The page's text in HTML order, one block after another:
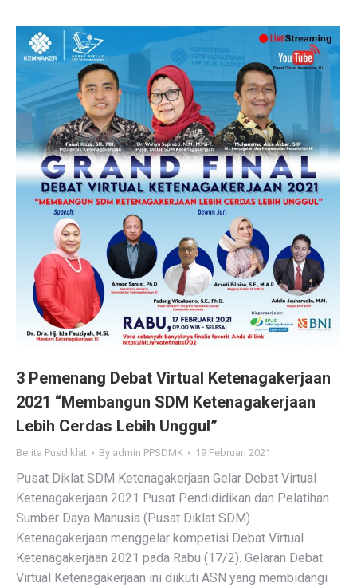
3 Pemenang Debat Virtual Ketenagakerjaan
2021 “Membangun SDM Ketenagakerjaan
Lebih Cerdas Lebih Unggul”
Berita Pusdiklat By admin PPSDMK 19 Februari 2021
Pusat Diklat SDM Ketenagakerjaan Gelar Debat Virtual
Ketenagakerjaan 2021 Pusat Pendididikan dan Pelatihan
Sumber Daya Manusia (Pusat Diklat SDM)
Ketenagakerjaan menggelar kompetisi Debat Virtual
Ketenagakerjaan 2021 pada Rabu (17/2). Gelaran Debat
Virtual Ketenagakerjaan ini diikuti ASN yang membidangi